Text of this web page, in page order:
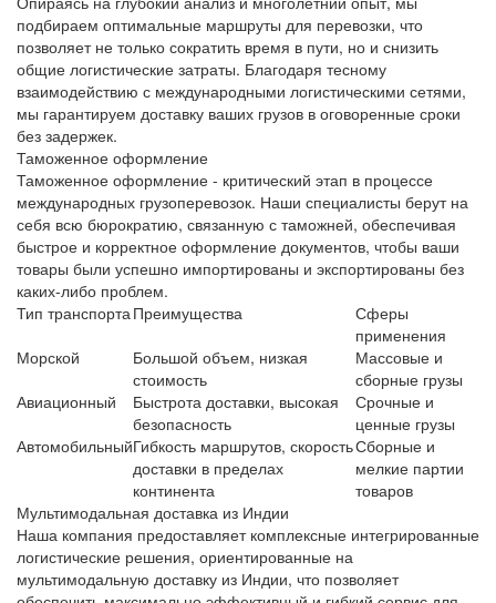
подбираем оптимальные маршруты для перевозки, что
позволяет не только сократить время в пути, но и снизить
общие логистические затраты. Благодаря тесному
взаимодействию с международными логистическими сетями,
мы гарантируем доставку ваших грузов в оговоренные сроки
без задержек.
Таможенное оформление
Таможенное оформление - критический этап в процессе
международных грузоперевозок. Наши специалисты берут на
себя всю бюрократию, связанную с таможней, обеспечивая
быстрое и корректное оформление документов, чтобы ваши
товары были успешно импортированы и экспортированы без
каких-либо проблем.
Тип транспорта Преимущества
Сферы
применения
Морской
Большой объем, низкая
стоимость
Массовые и
сборные грузы
Авиационный
Быстрота доставки, высокая
безопасность
Срочные и
ценные грузы
АвтомобильныйГибкость маршрутов, скорость
доставки в пределах
континента
Сборные и
мелкие партии
товаров
Мультимодальная доставка из Индии
Наша компания предоставляет комплексные интегрированные
логистические решения, ориентированные на
мультимодальную доставку из Индии, что позволяет